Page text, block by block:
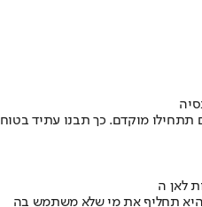
תתחילו מוקדם. כך תבנו עתיד בטוח